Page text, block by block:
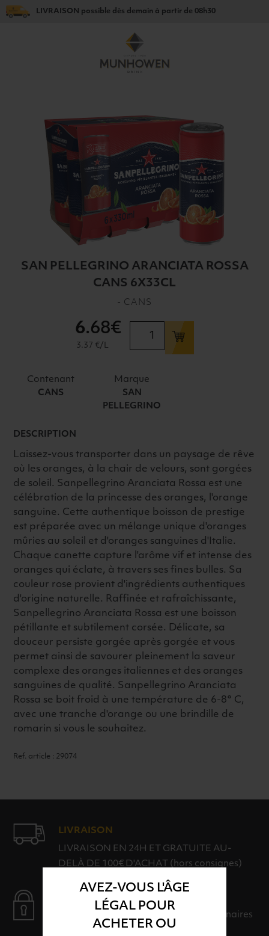
AVEZ-VOUS L'ÂGE
LÉGAL POUR
ACHETER OU
LIVRAISON possible dès demain à partir de 08h30
SAN PELLEGRINO ARANCIATA ROSSA
CANS 6X33CL
- CANS
ARANCIATA
ROSSA
6.68€
3.37 €/L
Contenant
CANS
Marque
SAN
PELLEGRINO
DESCRIPTION
Laissez-vous transporter dans un paysage de rêve
où les oranges, à la chair de velours, sont gorgées
de soleil. Sanpellegrino Aranciata Rossa est une
célébration de la princesse des oranges, l'orange
sanguine. Cette authentique boisson de prestige
est préparée avec un mélange unique d'oranges
mûries au soleil et d'oranges sanguines d'Italie.
Chaque canette capture l'arôme vif et intense des
oranges qui éclate, à travers ses fines bulles. Sa
couleur rose provient d'ingrédients authentiques
d'origine naturelle. Raffinée et rafraîchissante,
Sanpellegrino Aranciata Rossa est une boisson
pétillante et subtilement corsée. Délicate, sa
douceur persiste gorgée après gorgée et vous
permet ainsi de savourer pleinement la saveur
complexe des oranges italiennes et des oranges
sanguines de qualité. Sanpellegrino Aranciata
Rossa se boit froid à une température de 6-8° C,
avec une tranche d'orange ou une brindille de
romarin si vous le souhaitez.
Ref. article : 29074
LIVRAISON
LIVRAISON EN 24H ET GRATUITE AU-
DELÀ DE 100€ D'ACHAT (hors consignes)
PAIEMENT SÉCURISÉ
Payer en toute sérénité avec nos partenaires